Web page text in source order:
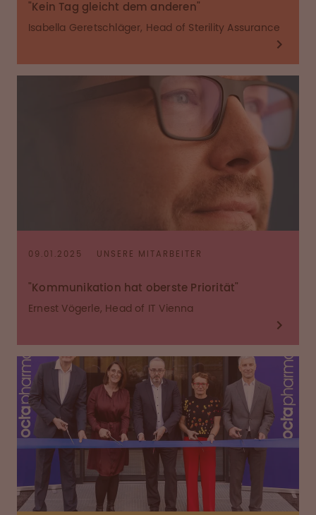
"Kein Tag gleicht dem anderen"
Isabella Geretschläger, Head of Sterility Assurance
09.01.2025 UNSERE MITARBEITER
"Kommunikation hat oberste Priorität"
Ernest Vögerle, Head of IT Vienna